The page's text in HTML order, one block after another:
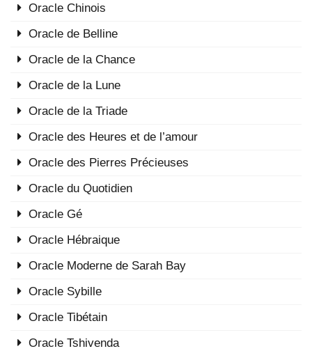
Oracle Chinois
Oracle de Belline
Oracle de la Chance
Oracle de la Lune
Oracle de la Triade
Oracle des Heures et de l’amour
Oracle des Pierres Précieuses
Oracle du Quotidien
Oracle Gé
Oracle Hébraique
Oracle Moderne de Sarah Bay
Oracle Sybille
Oracle Tibétain
Oracle Tshivenda